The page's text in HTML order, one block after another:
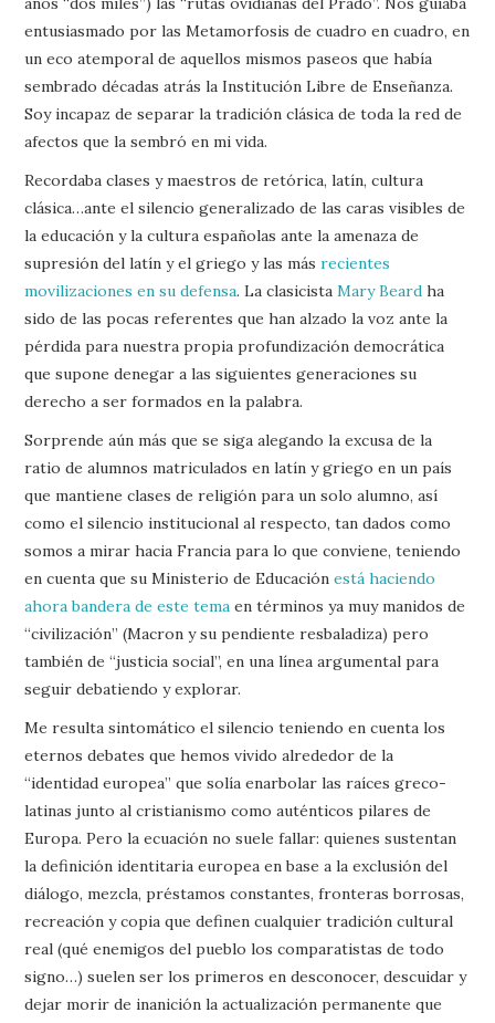
entusiasmado por las Metamorfosis de cuadro en cuadro, en
un eco atemporal de aquellos mismos paseos que había
sembrado décadas atrás la Institución Libre de Enseñanza.
Soy incapaz de separar la tradición clásica de toda la red de
afectos que la sembró en mi vida.
Recordaba clases y maestros de retórica, latín, cultura
clásica…ante el silencio generalizado de las caras visibles de
la educación y la cultura españolas ante la amenaza de
supresión del latín y el griego y las másrecientes
movilizaciones en su defensa. La clasicistaMary Beard ha
sido de las pocas referentes que han alzado la voz ante la
pérdida para nuestra propia profundización democrática
que supone denegar a las siguientes generaciones su
derecho a ser formados en la palabra.
Sorprende aún más que se siga alegando la excusa de la
ratio de alumnos matriculados en latín y griego en un país
que mantiene clases de religión para un solo alumno, así
como el silencio institucional al respecto, tan dados como
somos a mirar hacia Francia para lo que conviene, teniendo
en cuenta que su Ministerio de Educaciónestá haciendo
ahora bandera de este tema en términos ya muy manidos de
“civilización” (Macron y su pendiente resbaladiza) pero
también de “justicia social”, en una línea argumental para
seguir debatiendo y explorar.
Me resulta sintomático el silencio teniendo en cuenta los
eternos debates que hemos vivido alrededor de la
“identidad europea” que solía enarbolar las raíces greco-
latinas junto al cristianismo como auténticos pilares de
Europa. Pero la ecuación no suele fallar: quienes sustentan
la definición identitaria europea en base a la exclusión del
diálogo, mezcla, préstamos constantes, fronteras borrosas,
recreación y copia que definen cualquier tradición cultural
real (qué enemigos del pueblo los comparatistas de todo
signo…) suelen ser los primeros en desconocer, descuidar y
dejar morir de inanición la actualización permanente que